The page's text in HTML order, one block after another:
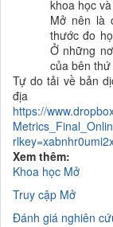
khoa học
Mở nên là
thước đo
Ở những
của bên
Tự do tải về bản
https://
Xem thêm:
Khoa học Mở
Truy cập Mở
Đánh giá nghiên